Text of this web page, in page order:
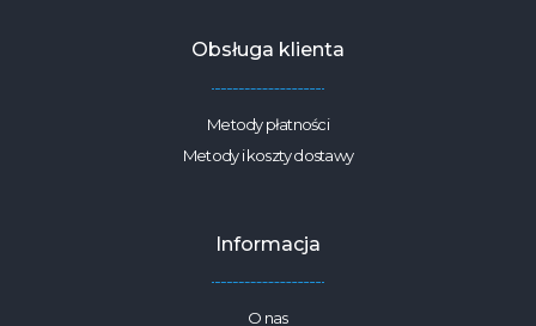
Obsługa klienta
Metody płatności
Metody i koszty dostawy
Informacja
O nas